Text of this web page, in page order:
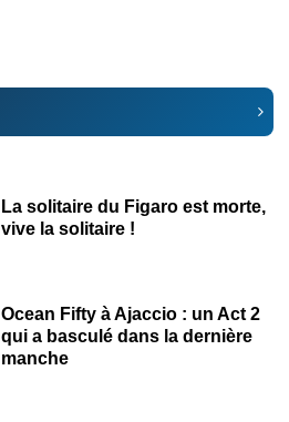
La solitaire du Figaro est morte,
vive la solitaire !
Ocean Fifty à Ajaccio : un Act 2
qui a basculé dans la dernière
manche